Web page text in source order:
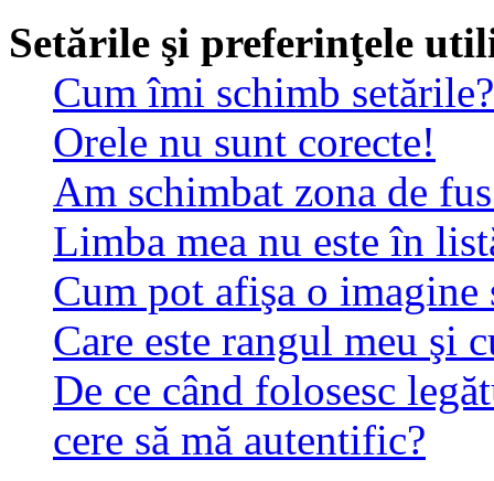
Setările şi preferinţele
Cum îmi schimb setările?
Orele nu sunt corecte!
Am schimbat zona de
Limba mea nu este în
Cum pot afişa o
Care este rangul meu şi
De ce când folosesc
cere să mă autentific?